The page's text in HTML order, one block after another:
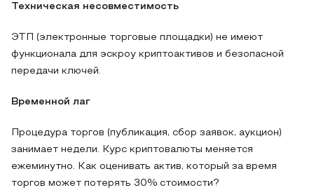
Техническая несовместимость
ЭТП (электронные торговые площадки) не имеют
функционала для эскроу криптоактивов и безопасной
передачи ключей.
Временной лаг
Процедура торгов (публикация, сбор заявок, аукцион)
занимает недели. Курс криптовалюты меняется
ежеминутно. Как оценивать актив, который за время
торгов может потерять 30% стоимости?